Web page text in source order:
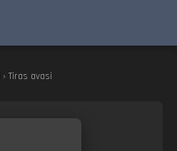
› Tiras avasi